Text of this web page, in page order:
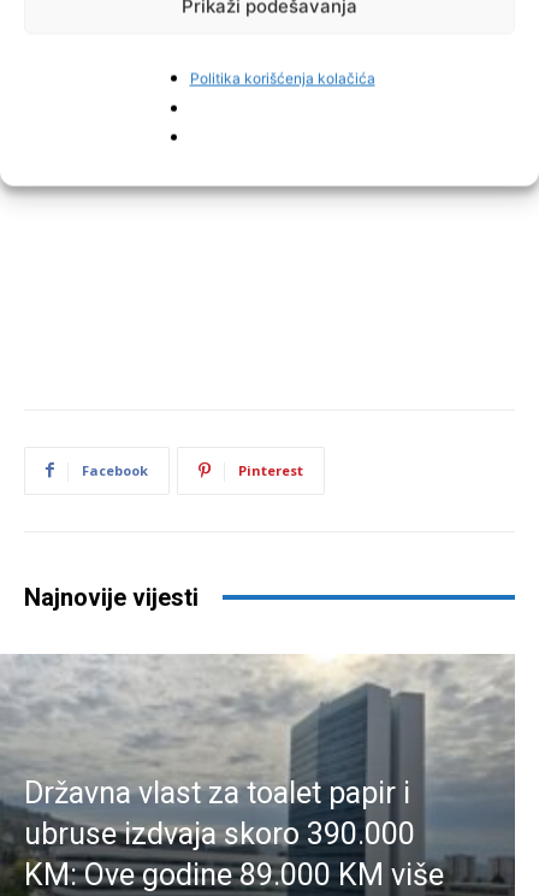
Prikaži podešavanja
Politika korišćenja kolačića
Facebook Pinterest
Najnovije vijesti
Državna vlast za toalet papir i
ubruse izdvaja skoro 390.000
KM: Ove godine 89.000 KM više